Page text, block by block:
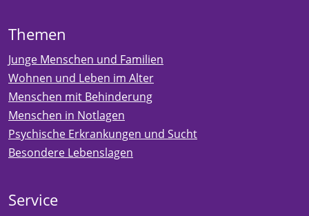
Themen
Junge Menschen und Familien
Wohnen und Leben im Alter
Menschen mit Behinderung
Menschen in Notlagen
Psychische Erkrankungen und Sucht
Besondere Lebenslagen
Service